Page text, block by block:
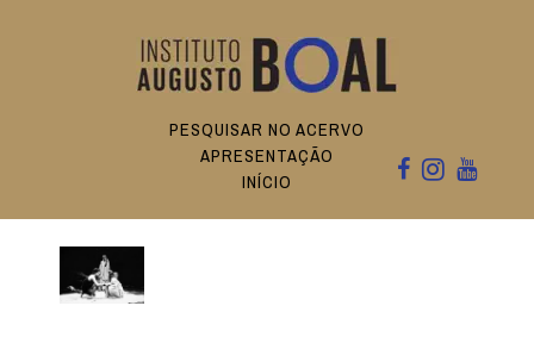
PESQUISAR NO ACERVO
APRESENTAÇÃO
INÍCIO